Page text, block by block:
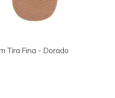
Tira Fina - Dorado